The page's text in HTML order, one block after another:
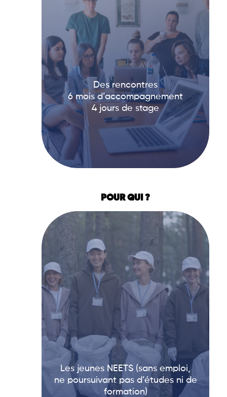
Des rencontres
6 mois d’accompagnement
4 jours de stage
POUR QUI ?
Les jeunes NEETS (sans emploi,
ne poursuivant pas d’études ni de
formation)